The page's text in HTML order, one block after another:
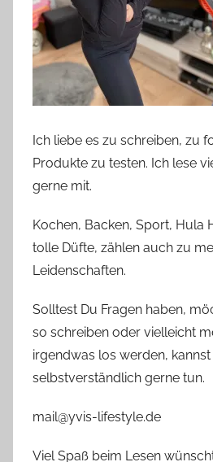
Ich liebe es zu schreiben, zu
Produkte zu testen. Ich lese
gerne mit.
Kochen, Backen, Sport, Hula
tolle Düfte, zählen auch zu
Leidenschaften.
Solltest Du Fragen haben,
so schreiben oder vielleicht
irgendwas los werden, kannst
selbstverständlich gerne tun.
mail@yvis-lifestyle.de
Viel Spaß beim Lesen